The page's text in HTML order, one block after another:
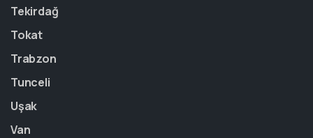
Tekirdağ
Tokat
Trabzon
Tunceli
Uşak
Van